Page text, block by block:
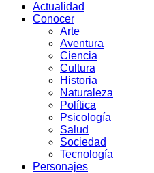
Actualidad
Conocer
Arte
Aventura
Ciencia
Cultura
Historia
Naturaleza
Política
Psicología
Salud
Sociedad
Tecnología
Personajes